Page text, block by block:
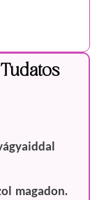
magadon.